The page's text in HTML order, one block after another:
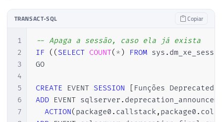
TRANSACT-SQL Copiar
1
2
3
4
5
6
7
-- Apaga a sessão, caso ela já exista
IF
( ( SELECT COUNT( * ) FROM sys .
GO
CREATE EVENT SESSION Funções Deprecated
ADD EVENT sqlserver .
ACTION( package0 . callstack, package0 .